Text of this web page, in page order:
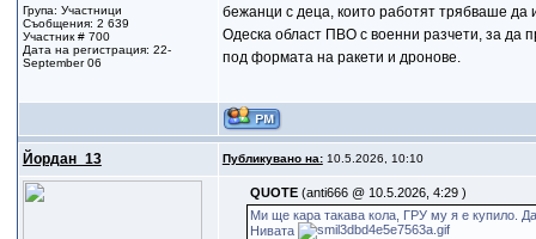
Група: Участници
Съобщения: 2 639
Участник # 700
Дата на регистрация: 22-
September 06
бежанци с деца, които работят трябваше да
Одеска област ПВО с военни разчети, за да
под формата на ракети и дронове.
Йордан_13 Публикувано на:10.5.2026, 10:10
QUOTE (anti666 @ 10.5.2026, 4:29 )
Ми ще кара такава кола, ГРУ му я е купилo.
Нивата